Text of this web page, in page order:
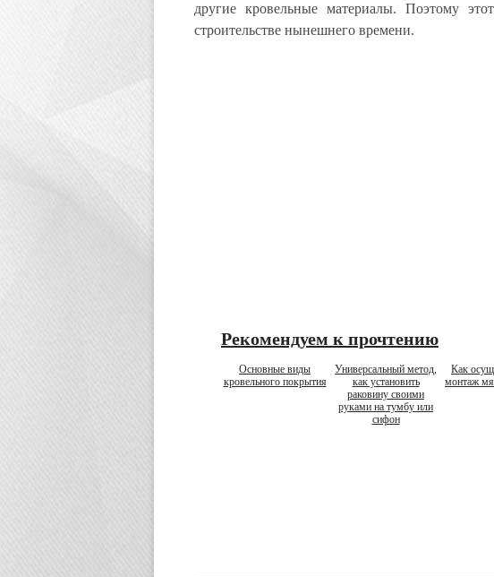
другие кровельные материалы. Поэтому
строительстве нынешнего времени.
Рекомендуем к прочтению
Основные виды
кровельного покрытия
Универсальный метод,
как установить
раковину своими
руками на тумбу или
сифон
Как
монтаж